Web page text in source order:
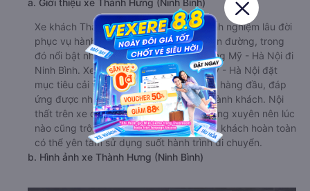
a. Giới thiệu xe Thành Hưng (Ninh Bình)
Xe khách Thành Hưng (Ninh Bình) có kinh nghiệm lâu đời
phục vụ hành khách trên khá nhiều tuyến đường, trong
đó nổi bật nhất là tuyến đường từ Chương Mỹ - Hà Nội đi
Ninh Bình. Xe đi Ninh Bình từ Chương Mỹ - Hà Nội đặt
mục tiêu cải thiện chất lượng dịch vụ lên hàng đầu, đáp
ứng được nhu cầu ngày càng cao của hành khách. Nội
thất trên xe được bảo trì, nâng cấp thường xuyên nên lúc
nào cũng trông như mới. Vì thế nên hành khách hoàn toàn
có thể yên tâm sử dụng suốt hành trình di chuyển.
b. Hình ảnh xe Thành Hưng (Ninh Bình)